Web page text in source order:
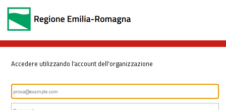
Accedere utilizzando l'account dell'organizzazione